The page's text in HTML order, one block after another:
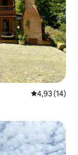
Gemiddelde
4,93 (14)